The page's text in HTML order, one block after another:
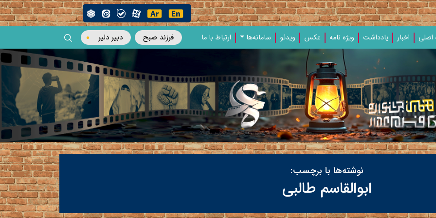
فرزند صبح دبیر دلیر اخبار یادداشت‌ ویژه‌ نامه‌ عکس ویدئو سامانه‌ها ارتباط با ما
نوشته‌ها با برچسب:
ابوالقاسم طالبی